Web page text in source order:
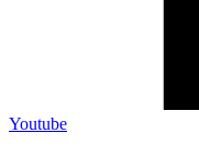
Youtube